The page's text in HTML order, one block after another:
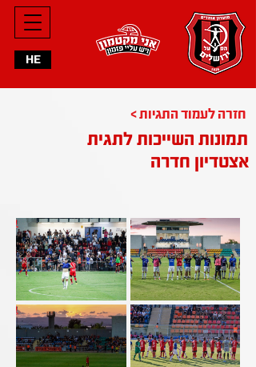
HE
< חזרה לעמוד התגיות
תמונות השייכות לתגית
אצטדיון חדרה